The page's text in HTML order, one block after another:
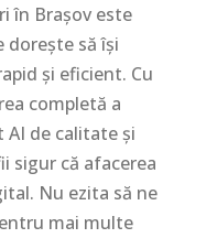
în Brașov este
dorește să își
și eficient. Cu
completă a
de calitate și
sigur că afacerea
Nu ezita să ne
mai multe